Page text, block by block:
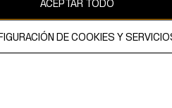
está protegido por copyright y es
ACEPTAR TODO
DE COOKIES Y